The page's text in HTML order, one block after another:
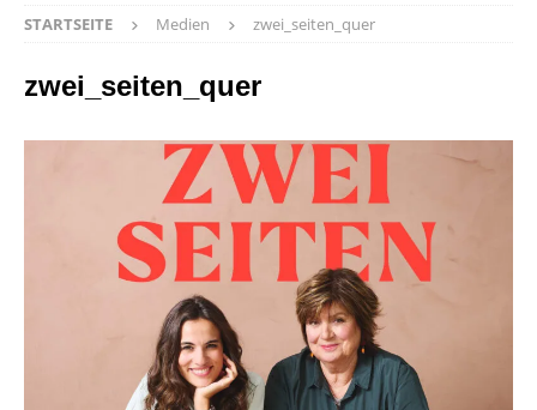
STARTSEITE Medien zwei_seiten_quer
zwei_seiten_quer